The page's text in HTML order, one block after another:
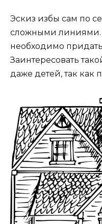
Эскиз избы сам по
сложными линиями.
необходимо
Заинтересовать
даже детей, так как